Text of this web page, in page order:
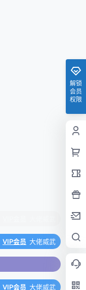
解锁
会员
权限
VIP会员 大佬威武